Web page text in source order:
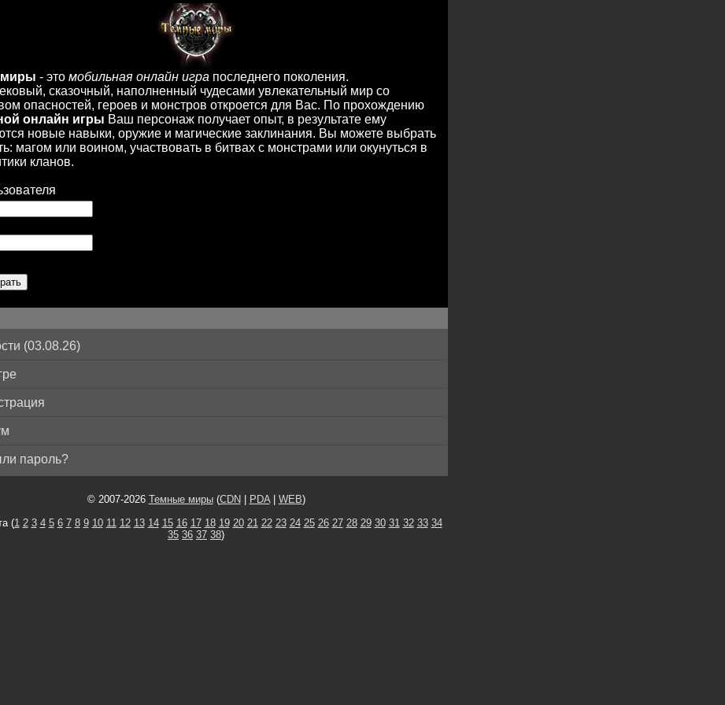
- это мобильная онлайн игра последнего поколения.
сказочный, наполненный чудесами увлекательный мир со
опасностей, героев и монстров откроется для Вас. По прохождению
онлайн игры Ваш персонаж получает опыт, в результате ему
новые навыки, оружие и магические заклинания. Вы можете выбрать
магом или воином, участвовать в битвах с монстрами или окунуться в
кланов.
(03.08.26)
пароль?
© 2007-2026 Темные миры(CDN| PDA| WEB)
(1 2 3 4 5 6 7 8 9 10 11 12 13 14 15 16 17 18 19 20 21 22 23 24 25 26 27 28 29 30 31 32 33 34
35 36 37 38)